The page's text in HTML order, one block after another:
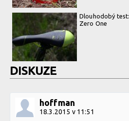
Dlouhodobý
Zero One
DISKUZE
hoffman
18.3.2015 v 11:51